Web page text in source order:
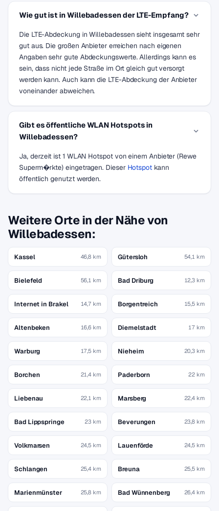
Wie gut ist in Willebadessen der LTE-Empfang?
Die LTE-Abdeckung in Willebadessen sieht insgesamt sehr
gut aus. Die großen Anbieter erreichen nach eigenen
Angaben sehr gute Abdeckungswerte. Allerdings kann es
sein, dass nicht jede Straße im Ort gleich gut versorgt
werden kann. Auch kann die LTE-Abdeckung der Anbieter
voneinander abweichen.
Gibt es öffentliche WLAN Hotspots in
Willebadessen?
Ja, derzeit ist 1 WLAN Hotspot von einem Anbieter (Rewe
Superm�rkte) eingetragen. Dieser Hotspot kann
öffentlich genutzt werden.
Weitere Orte in der Nähe von
Willebadessen:
Kassel 46,8 km Gütersloh 54,1 km
Bielefeld 56,1 km Bad Driburg 12,3 km
Internet in Brakel 14,7 km Borgentreich 15,5 km
Altenbeken 16,6 km Diemelstadt 17 km
Warburg 17,5 km Nieheim 20,3 km
Borchen 21,4 km Paderborn 22 km
Liebenau 22,1 km Marsberg 22,4 km
Bad Lippspringe 23 km Beverungen 23,8 km
Volkmarsen 24,5 km Lauenförde 24,5 km
Schlangen 25,4 km Breuna 25,5 km
Marienmünster 25,8 km Bad Wünnenberg 26,4 km